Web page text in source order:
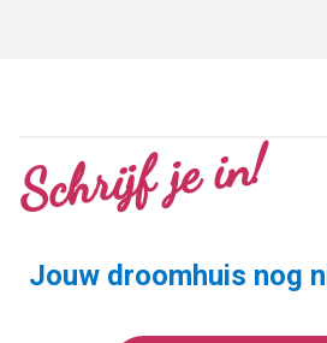
Jouw droomhuis nog
Schrijf je in!